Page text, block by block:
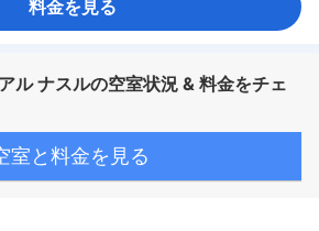
料金を見る
ル ナスルの空室状況 & 料金をチェ
室と料金を見る